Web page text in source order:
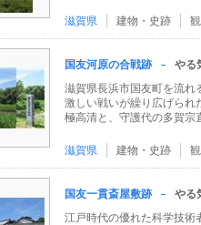
滋賀県 建物・史跡
国友河原の合戦跡 やる
滋賀県長浜市国友町を流れ
激しい戦いが繰り広げられ
極高清と、守護代の多賀宗
滋賀県 建物・史跡
国友一貫斎屋敷跡 やる
江戸時代の優れた科学技